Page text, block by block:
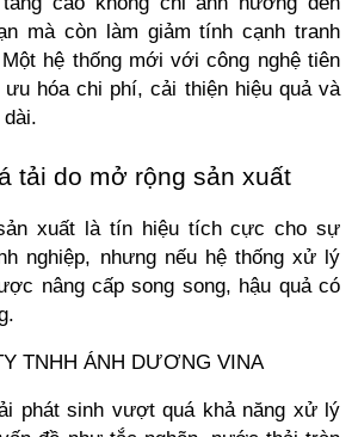
mà còn làm giảm tính cạnh tranh
hệ thống mới với công nghệ tiên
hóa chi phí, cải thiện hiệu quả và
tải do mở rộng sản xuất
xuất là tín hiệu tích cực cho sự
nghiệp, nhưng nếu hệ thống xử lý
nâng cấp song song, hậu quả có
phát sinh vượt quá khả năng xử lý